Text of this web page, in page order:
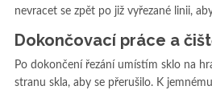
nevracet se zpět po již vyřezané linii,
Dokončovací práce a
Po dokončení řezání umístím sklo na
stranu skla, aby se přerušilo. K